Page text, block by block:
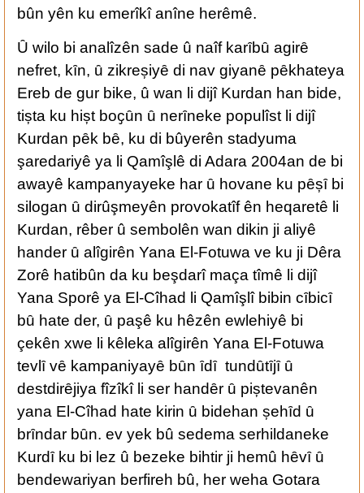
bûn yên ku emerîkî anîne herêmê.
Ȗ wilo bi analîzên sade û naîf karȋbȗ agirȇ
nefret, kȋn, ȗ zikreșiyȇ di nav giyanȇ pȇkhateya
Ereb de gur bike, û wan li dijî Kurdan han bide,
tișta ku hișt boҫȗn ȗ nerȋneke populîst li dijî
Kurdan pȇk bȇ, ku di bûyerên stadyuma
şaredariyê ya li Qamîşlê di Adara 2004an de bi
awayê kampanyayeke har ȗ hovane ku pȇșȋ bi
silogan ȗ dirûşmeyên provokatîf ên heqaretê li
Kurdan, rêber û sembolên wan dikin ji aliyê
hander ȗ alîgirên Yana El-Fotuwa ve ku ji Dêra
Zorê hatibûn da ku beşdarî maça tîmê li dijî
Yana Sporê ya El-Cîhad li Qamîşlî bibin cȋbicȋ
bȗ hate der, ȗ paşê ku hêzên ewlehiyê bi
çekên xwe li kêleka alîgirên Yana El-Fotuwa
tevlȋ vȇ kampaniyayȇ bȗn ȋdȋ tundȗtȋjȋ ȗ
destdirȇjiya fîzîkî li ser handȇr ȗ piștevanên
yana El-Cîhad hate kirin ȗ bidehan șehȋd ȗ
brȋndar bȗn. ev yek bû sedema serhildaneke
Kurdȋ ku bi lez û bezeke bihtir ji hemû hȇvȋ ȗ
bendewariyan berfireh bû, her weha Gotara